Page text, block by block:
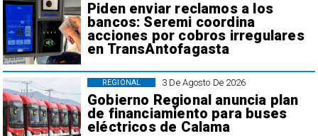
Piden enviar reclamos a los
bancos: Seremi coordina
acciones por cobros irregulares
en TransAntofagasta
3 De Agosto De 2026
Gobierno Regional anuncia plan
de financiamiento para buses
eléctricos de Calama
REGIONAL